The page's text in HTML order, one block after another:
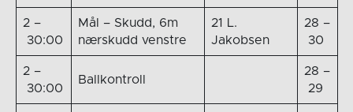
2 –
30:00
Mål – Skudd, 6m
nærskudd venstre
21 L.
Jakobsen
28 –
30
2 –
30:00
Ballkontroll
28 –
29